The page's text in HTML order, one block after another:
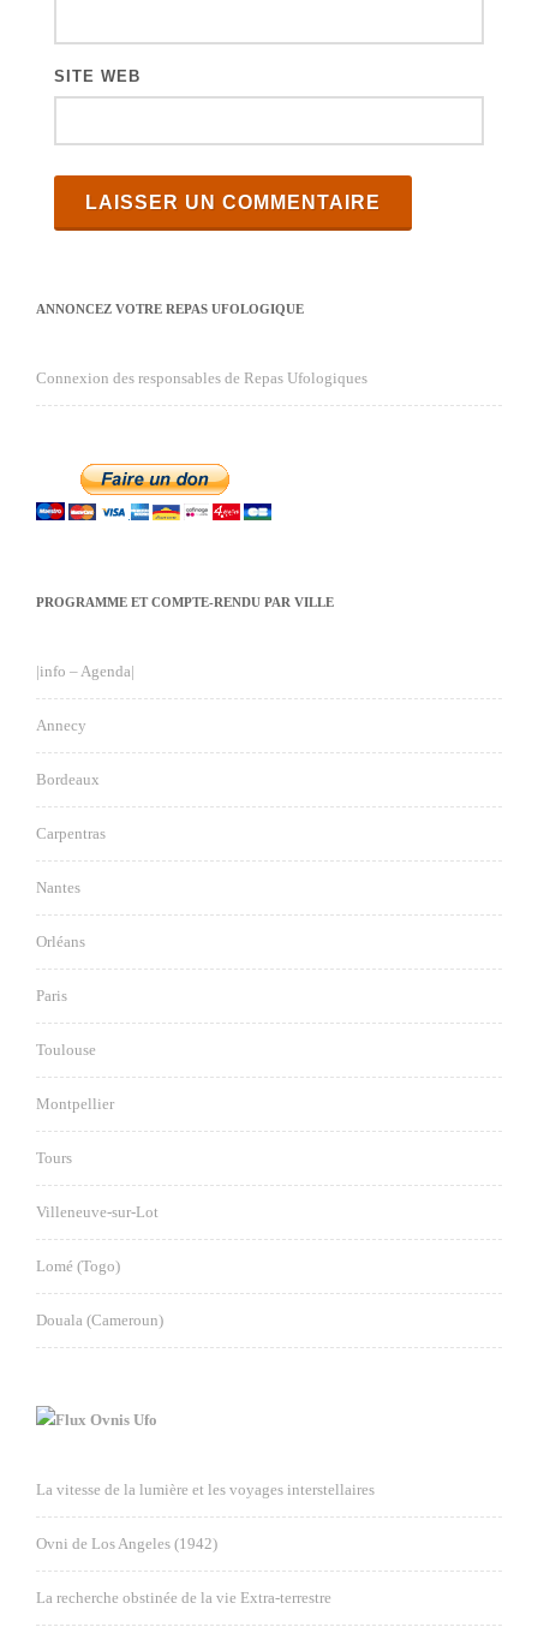
SITE WEB
ANNONCEZ VOTRE REPAS UFOLOGIQUE
Connexion des responsables de Repas Ufologiques
PROGRAMME ET COMPTE-RENDU PAR VILLE
|info – Agenda|
Annecy
Bordeaux
Carpentras
Nantes
Orléans
Paris
Toulouse
Montpellier
Tours
Villeneuve-sur-Lot
Lomé (Togo)
Douala (Cameroun)
Ovnis Ufo
La vitesse de la lumière et les voyages interstellaires
Ovni de Los Angeles (1942)
La recherche obstinée de la vie Extra-terrestre